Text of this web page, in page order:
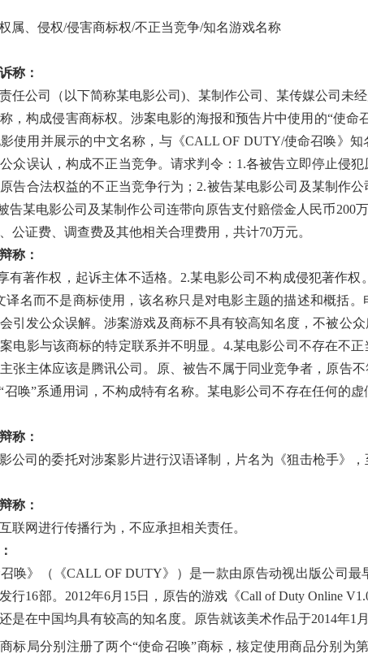
属、侵权/侵害商标权/不正当竞争/知名游戏名称
称：
任公司（以下简称某电影公司)、某制作公司、某传媒公司未
，构成侵害商标权。涉案电影的海报和预告片中使用的“使命
使用并展示的中文名称，与《CALL OF DUTY/使命召唤》
众误认，构成不正当竞争。请求判令：1.各被告立即停止侵
告合法权益的不正当竞争行为；2.被告某电影公司及某制作
告某电影公司及某制作公司连带向原告支付赔偿金人民币200
公证费、调查费及其他相关合理费用，共计70万元。
称：
有著作权，起诉主体不适格。2.某电影公司不构成侵犯著作
译名而不是商标使用，该名称只是对电影主题的描述和概括
引发公众误解。涉案游戏及商标不具有较高知名度，不被公
案电影与该商标的特定联系并不明显。4.某电影公司不存在不
张主体应该是腾讯公司。原、被告不属于同业竞争者，原告
召唤”系通用词，不构成特有名称。某电影公司不存在任何的
称：
公司的委托对涉案影片进行汉语译制，片名为《狙击枪手》
称：
联网进行传播行为，不应承担相关责任。
唤》（《CALL OF DUTY》）是一款由原告动视出版公司最
行16部。2012年6月15日，原告的游戏《Call of Duty Online
是在中国均具有较高的知名度。原告就该美术作品于2014年1
标局分别注册了两个“使命召唤”商标，核定使用商品分别为